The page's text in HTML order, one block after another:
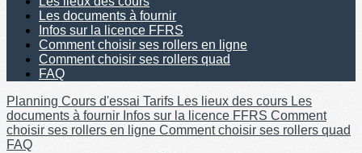
Les documents à fournir
Infos sur la licence FFRS
Comment choisir ses rollers en ligne
Comment choisir ses rollers quad
FAQ
Planning Cours d'essai Tarifs Les lieux des cours Les
documents à fournir Infos sur la licence FFRS Comment
choisir ses rollers en ligne Comment choisir ses rollers quad
FAQ